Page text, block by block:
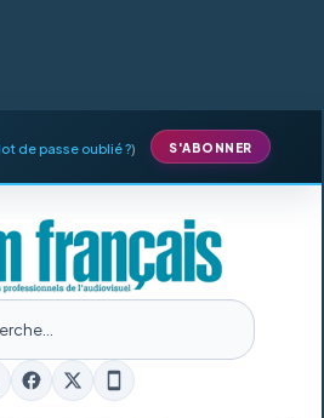
de passe oublié ?) S'ABONNER